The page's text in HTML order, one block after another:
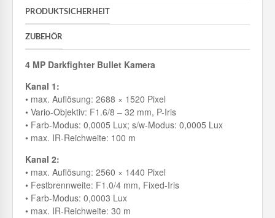
PRODUKTSICHERHEIT
ZUBEHÖR
4 MP Darkfighter Bullet Kamera
Kanal 1:
• max. Auflösung: 2688 × 1520 Pixel
• Vario-Objektiv: F1.6/8 – 32 mm, P-Iris
• Farb-Modus: 0,0005 Lux; s/w-Modus: 0,0005 Lux
• max. IR-Reichweite: 100 m
Kanal 2:
• max. Auflösung: 2560 × 1440 Pixel
• Festbrennweite: F1.0/4 mm, Fixed-Iris
• Farb-Modus: 0,0003 Lux
• max. IR-Reichweite: 30 m